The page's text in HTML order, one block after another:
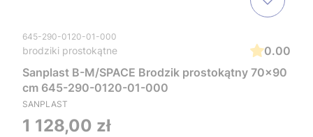
645-290-0120-01-000
brodziki prostokątne
0.00
Sanplast B-M/SPACE Brodzik prostokątny 70x90
cm 645-290-0120-01-000
SANPLAST
Cena
1 128,00 zł